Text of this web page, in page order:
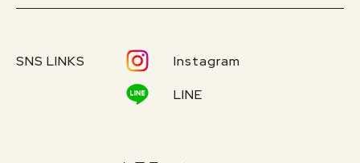
SNS LINKS
Instagram
LINE